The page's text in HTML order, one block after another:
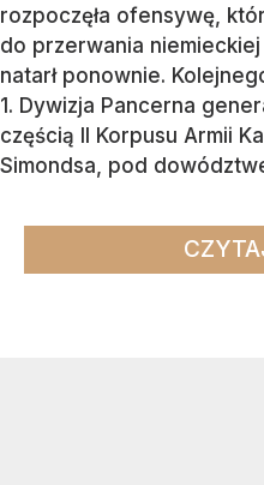
rozpoczęła ofensywę,
do przerwania
natarł ponownie.
1. Dywizja Pancerna
częścią II Korpusu Armii
Simondsa, pod